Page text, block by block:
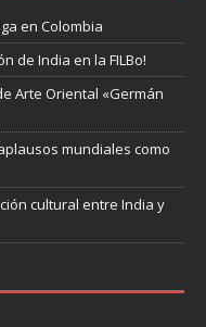
en Colombia
de India en la FILBo!
Arte Oriental «Germán
mundiales como
cultural entre India y